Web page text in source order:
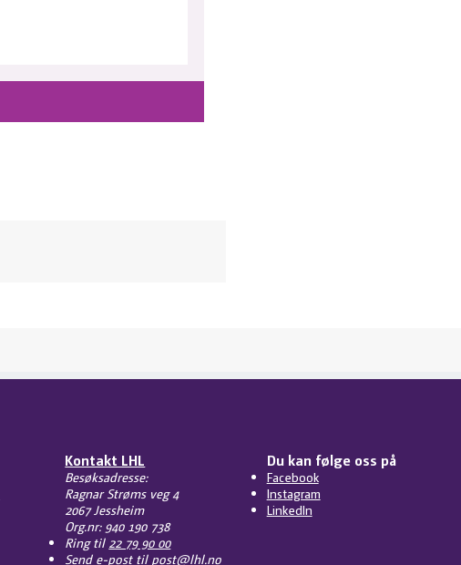
Kontakt LHL
Besøksadresse:
Ragnar Strøms veg 4
2067 Jessheim
Org.nr: 940 190 738
Ring til 22 79 90 00
Send e-post til post@lhl.no
Du kan følge oss på
Facebook
Instagram
LinkedIn